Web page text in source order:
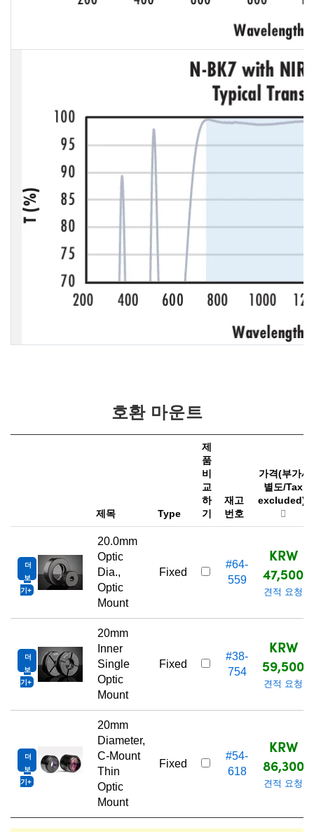
호환 마운트
제목 Type
제
품
비
교
하
기
재고
번호
가격(부가세
별도/Tax
excluded)
더
보
기
20.0mm
Optic
Dia.,
Optic
Mount
Fixed
#64-
559
KRW
47,500
견적 요청
더
보
기
20mm
Inner
Single
Optic
Mount
Fixed
#38-
754
KRW
59,500
견적 요청
더
보
기
20mm
Diameter,
C-Mount
Thin
Optic
Mount
Fixed
#54-
618
KRW
86,300
견적 요청